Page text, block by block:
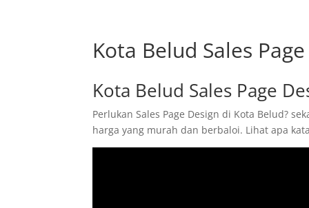
Kota Belud Sales
Kota Belud Sales Page
Perlukan Sales Page Design di Kota Belud?
harga yang murah dan berbaloi. Lihat apa